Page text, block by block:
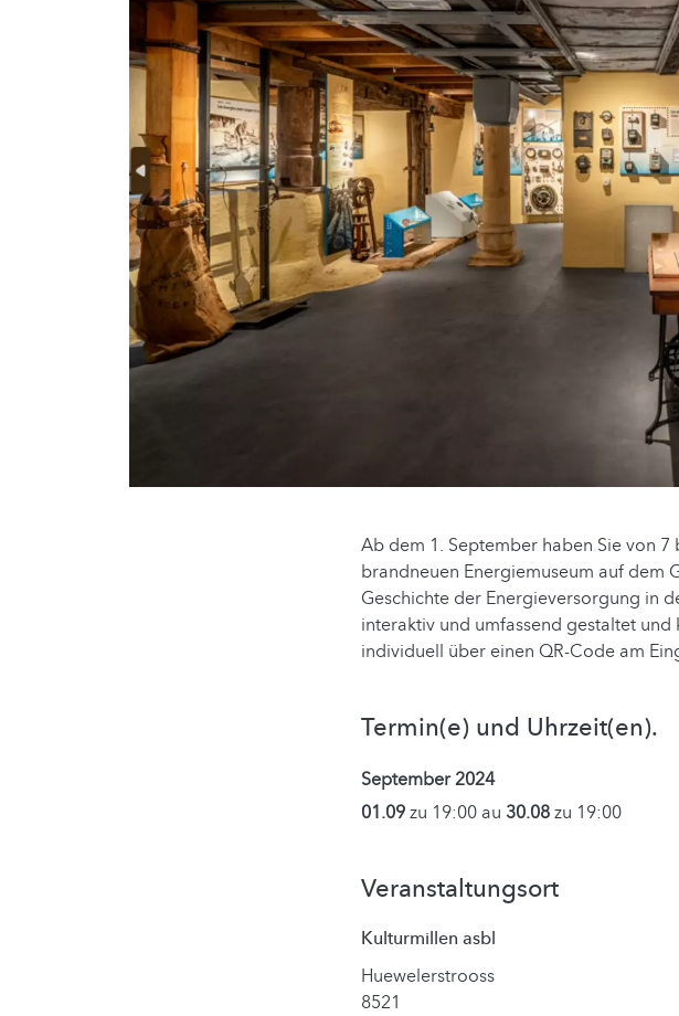
Ab dem 1. September haben Sie von
brandneuen Energiemuseum auf dem
Geschichte der Energieversorgung in
interaktiv und umfassend gestaltet
individuell über einen QR-Code am
Termin(e) und Uhrzeit(en).
September 2024
01.09zu 19:00 au 30.08zu 19:00
Veranstaltungsort
Kulturmillen asbl
Huewelerstrooss
8521